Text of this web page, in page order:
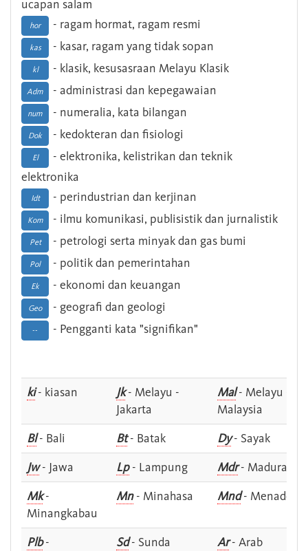
ucapan salam
hor - ragam hormat, ragam resmi
kas - kasar, ragam yang tidak sopan
kl - klasik, kesusasraan Melayu Klasik
Adm - administrasi dan kepegawaian
num - numeralia, kata bilangan
Dok - kedokteran dan fisiologi
El
- elektronika, kelistrikan dan teknik
elektronika
Idt - perindustrian dan kerjinan
Kom - ilmu komunikasi, publisistik dan jurnalistik
Pet - petrologi serta minyak dan gas bumi
Pol - politik dan pemerintahan
Ek - ekonomi dan keuangan
Geo - geografi dan geologi
-- - Pengganti kata "signifikan"
ki- kiasan Jk- Melayu -
Jakarta
Mal- Melayu -
Malaysia
Bl- Bali Bt- Batak Dy- Sayak
Jw- Jawa Lp- Lampung Mdr- Madura
Mk-
Minangkabau
Mn- Minahasa Mnd- Menado
Plb-
Sd- Sunda Ar- Arab